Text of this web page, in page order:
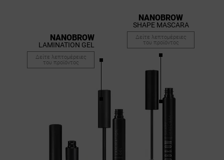
NANOBROW
LAMINATION GEL
Δείτε λεπτομέρειες
του προϊόντος
NANOBROW
SHAPE MASCARA
Δείτε λεπτομέρειες
του προϊόντος